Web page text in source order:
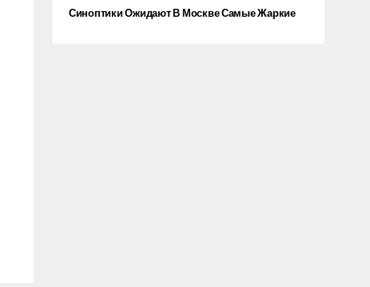
Астропрогнозами
Синоптики Ожидают В Москве Самые Жаркие